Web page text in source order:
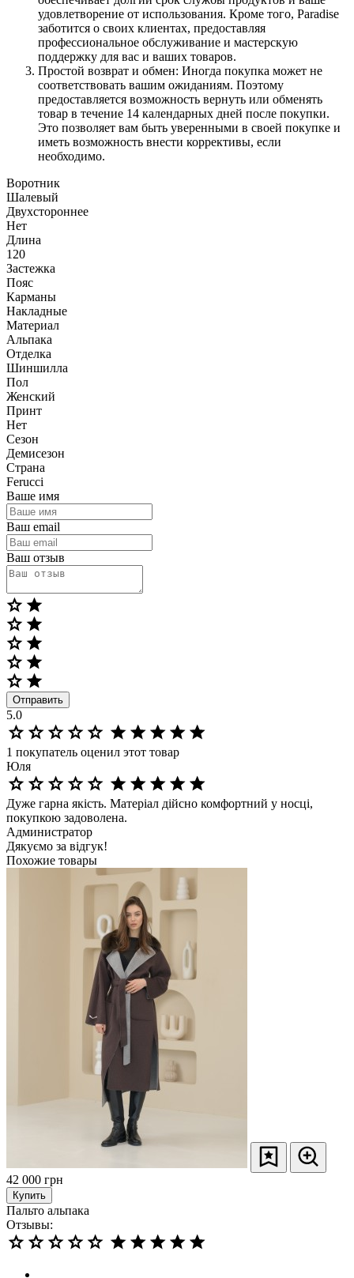
удовлетворение от использования. Кроме того, Paradise
заботится о своих клиентах, предоставляя
профессиональное обслуживание и мастерскую
поддержку для вас и ваших товаров.
Простой возврат и обмен: Иногда покупка может не
соответствовать вашим ожиданиям. Поэтому
предоставляется возможность вернуть или обменять
товар в течение 14 календарных дней после покупки.
Это позволяет вам быть уверенными в своей покупке и
иметь возможность внести коррективы, если
необходимо.
Воротник
Шалевый
Двухстороннее
Нет
Длина
120
Застежка
Пояс
Карманы
Накладные
Материал
Альпака
Отделка
Шиншилла
Пол
Женский
Принт
Нет
Сезон
Демисезон
Страна
Ferucci
Ваше имя
Ваш email
Ваш отзыв
Отправить
5.0
1 покупатель оценил этот товар
Юля
Дуже гарна якість. Матеріал дійсно комфортний у носці,
покупкою задоволена.
Администратор
Дякуємо за відгук!
Похожие товары
42 000 грн
Купить
Пальто альпака
Отзывы: